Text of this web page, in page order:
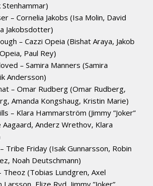
– Cornelia Jakobs (Isa Molin, David
Jakobsdotter)
– Cazzi Opeia (Bishat Araya, Jakob
Paul Rey)
– Samira Manners (Samira
Andersson)
– Omar Rudberg (Omar Rudberg,
Amanda Kongshaug, Kristin Marie)
– Klara Hammarström (Jimmy ”Joker”
Aagaard, Anderz Wrethov, Klara
Tribe Friday (Isak Gunnarsson, Robin
Noah Deutschmann)
Theoz (Tobias Lundgren, Axel
Elize Ryd, Jimmy ”Joker”